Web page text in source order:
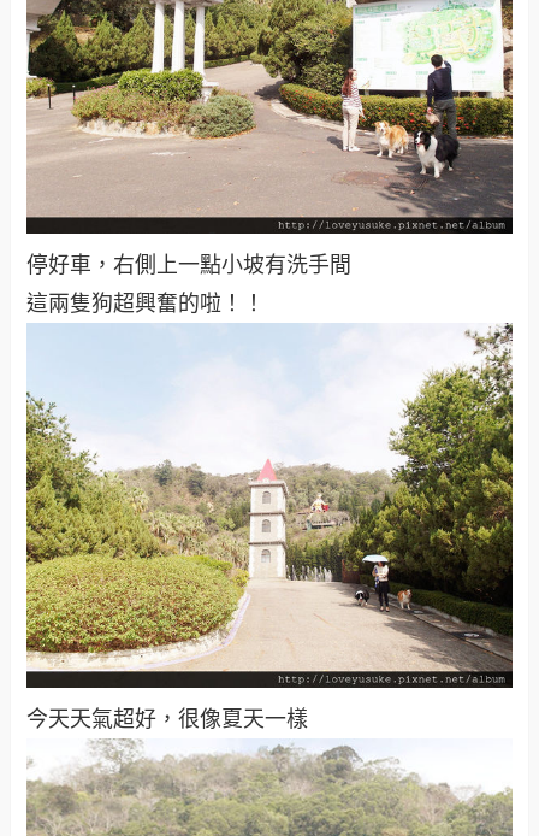
停好車，右側上一點小坡有洗手間
這兩隻狗超興奮的啦！！
今天天氣超好，很像夏天一樣